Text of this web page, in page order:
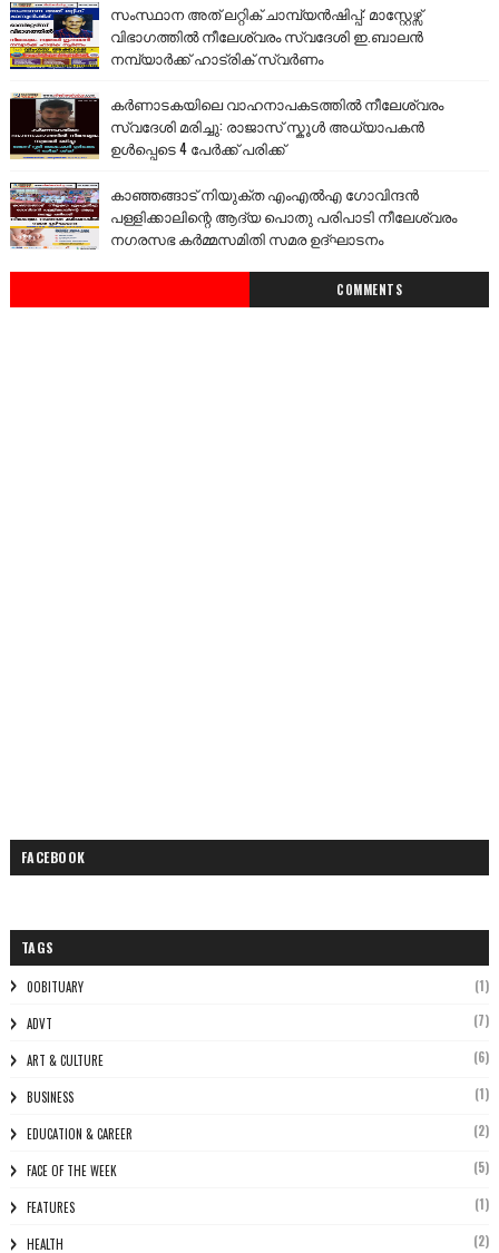
സംസ്ഥാന അത് ലറ്റിക് ചാമ്പ്യൻഷിപ്പ്: മാസ്റ്റേഴ്സ്
വിഭാഗത്തിൽ നീലേശ്വരം സ്വദേശി ഇ.ബാലൻ
നമ്പ്യാർക്ക് ഹാട്രിക് സ്വർണം
കർണാടകയിലെ വാഹനാപകടത്തിൽ നീലേശ്വരം
സ്വദേശി മരിച്ചു: രാജാസ് സ്കൂൾ അധ്യാപകൻ
ഉൾപ്പെടെ 4 പേർക്ക് പരിക്ക്
കാഞ്ഞങ്ങാട് നിയുക്ത എംഎൽഎ ഗോവിന്ദൻ
പള്ളിക്കാലിന്റെ ആദ്യ പൊതു പരിപാടി നീലേശ്വരം
നഗരസഭ കർമ്മസമിതി സമര ഉദ്ഘാടനം
COMMENTS
FACEBOOK
TAGS
0OBITUARY (1)
ADVT (7)
ART & CULTURE (6)
BUSINESS (1)
EDUCATION & CAREER (2)
FACE OF THE WEEK (5)
FEATURES (1)
HEALTH (2)